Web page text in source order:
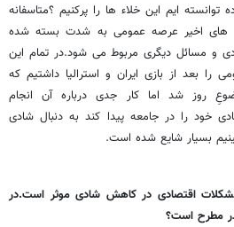
ایم این خلاء ها را پرکنیم ؟متاسفانه
های اخیر عرصه عمومی به شدت بسته شده
و مسائل دیگری مربوط می شود.در تمام این
را بعد از بازی ایران و استرالیا داشتیم که
روز شد اما کار جدی درباره آن انجام
خود را در جامعه پیدا کند به دنبال شادی
بسیار شایع شده است.
اقتصادی در کاهش شادی موثر است.در
مطرح است؟